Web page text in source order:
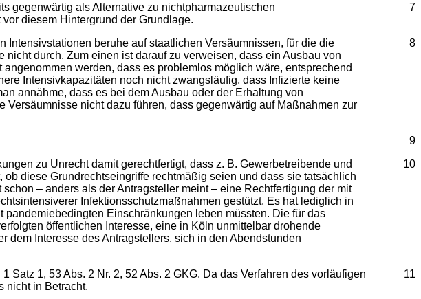
7
gegenwärtig als Alternative zu nichtpharmazeutischen
diesem Hintergrund der Grundlage.
8
beruhe auf staatlichen Versäumnissen, für die die
durch. Zum einen ist darauf zu verweisen, dass ein Ausbau von
werden, dass es problemlos möglich wäre, entsprechend
Intensivkapazitäten noch nicht zwangsläufig, dass Infizierte keine
annähme, dass es bei dem Ausbau oder der Erhaltung von
nicht dazu führen, dass gegenwärtig auf Maßnahmen zur
9
10
zu Unrecht damit gerechtfertigt, dass z. B. Gewerbetreibende und
diese Grundrechtseingriffe rechtmäßig seien und dass sie tatsächlich
– anders als der Antragsteller meint – eine Rechtfertigung der mit
Infektionsschutzmaßnahmen gestützt. Es hat lediglich in
Einschränkungen leben müssten. Die für das
öffentlichen Interesse, eine in Köln unmittelbar drohende
dem Interesse des Antragstellers, sich in den Abendstunden
11
Satz 1, 53 Abs. 2 Nr. 2, 52 Abs. 2 GKG. Da das Verfahren des vorläufigen
nicht in Betracht.